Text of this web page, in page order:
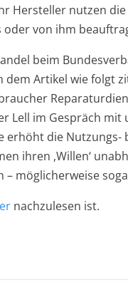
Hersteller nutzen
von ihm
beim
Artikel wie folgt
Lell im Gespräch
die Nutzungs-
ihren ,Willen‘
möglicherweise
nachzulesen ist.